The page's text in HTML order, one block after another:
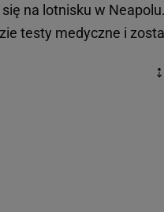
na lotnisku w
testy medyczne i